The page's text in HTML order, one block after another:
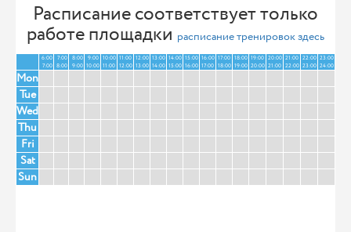
Расписание соответствует только
работе площадки расписание тренировок здесь
6:00
7:00
7:00
8:00
8:00
9:00
9:00
10:00
10:00
11:00
11:00
12:00
12:00
13:00
13:00
14:00
14:00
15:00
15:00
16:00
16:00
17:00
17:00
18:00
18:00
19:00
19:00
20:00
20:00
21:00
21:00
22:00
22:00
23:00
23:00
24:00
Mon
Tue
Wed
Thu
Fri
Sat
Sun